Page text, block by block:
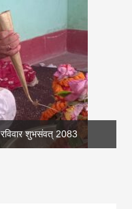
शुभसंवत् 2083